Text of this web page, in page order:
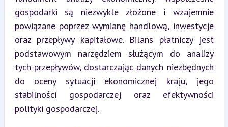
gospodarki są niezwykle złożone i wzajemnie
powiązane poprzez wymianę handlową, inwestycje
oraz przepływy kapitałowe. Bilans płatniczy jest
podstawowym narzędziem służącym do analizy
tych przepływów, dostarczając danych niezbędnych
do oceny sytuacji ekonomicznej kraju, jego
stabilności gospodarczej oraz efektywności
polityki gospodarczej.